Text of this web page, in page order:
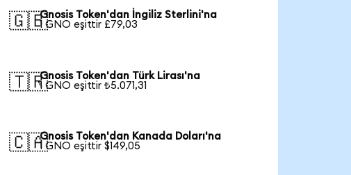
🇬🇧Gnosis Token'dan İngiliz Sterlini'na
1 GNO eşittir £79,03
🇹🇷Gnosis Token'dan Türk Lirası'na
1 GNO eşittir ₺5.071,31
🇨🇦Gnosis Token'dan Kanada Doları'na
1 GNO eşittir $149,05